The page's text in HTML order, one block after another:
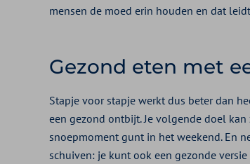
mensen de moed erin houden en dat
Gezond eten met
Stapje voor stapje werkt dus beter dan
een gezond ontbijt. Je volgende doel
snoepmoment gunt in het weekend. En
schuiven: je kunt ook een gezonde